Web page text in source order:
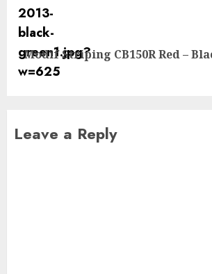
Next
post:
Modif Striping CB150R Red –
Leave a Reply